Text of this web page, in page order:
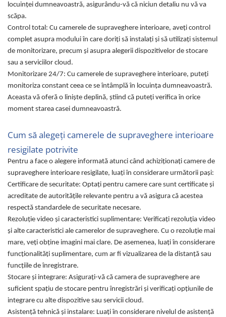
Imbracaminte barbati
Imbracaminte femei
Imbracaminte si Incaltaminte copii
Incaltaminte barbati
Incaltaminte femei
Ochelari de soare
Ochelari de vedere
Gaming, Carti & Birotica
Birotica & Papetarie
Ingrijire personala & Cosmetice
Accesorii aparate de ras electrice
Accesorii aparate hair styling
Aparate & Accesorii ingrijire
personala
Aparate cosmetice
Articole Sanatate si Wellness
Consumabile sanitare
Cosmetice si produse ingrijire
personala
Igiena dentara
Jucarii, Copii & Bebe
Camera copilului
Hrana bebelusi
locuinței dumneavoastră, asigurându-vă că niciun detaliu nu vă va
scăpa.
Control total: Cu camerele de supraveghere interioare, aveți control
complet asupra modului în care doriți să instalați și să utilizați sistemul
de monitorizare, precum și asupra alegerii dispozitivelor de stocare
sau a serviciilor cloud.
Monitorizare 24/7: Cu camerele de supraveghere interioare, puteți
monitoriza constant ceea ce se întâmplă în locuința dumneavoastră.
Aceasta vă oferă o liniște deplină, știind că puteți verifica în orice
moment starea casei dumneavoastră.
Cum să alegeți camerele de supraveghere interioare
resigilate potrivite
Pentru a face o alegere informată atunci când achiziționați camere de
supraveghere interioare resigilate, luați în considerare următorii pași:
Certificare de securitate: Optați pentru camere care sunt certificate și
acreditate de autoritățile relevante pentru a vă asigura că acestea
respectă standardele de securitate necesare.
Rezoluție video și caracteristici suplimentare: Verificați rezoluția video
și alte caracteristici ale camerelor de supraveghere. Cu o rezoluție mai
mare, veți obține imagini mai clare. De asemenea, luați în considerare
funcționalități suplimentare, cum ar fi vizualizarea de la distanță sau
funcțiile de înregistrare.
Stocare și integrare: Asigurați-vă că camera de supraveghere are
suficient spațiu de stocare pentru înregistrări și verificați opțiunile de
integrare cu alte dispozitive sau servicii cloud.
Asistență tehnică și instalare: Luați în considerare nivelul de asistență